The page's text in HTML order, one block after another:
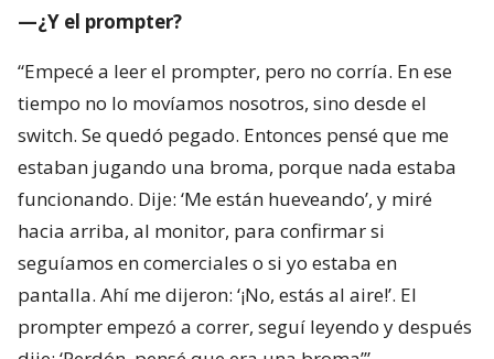
—¿Y el prompter?
“Empecé a leer el prompter, pero no corría. En ese
tiempo no lo movíamos nosotros, sino desde el
switch. Se quedó pegado. Entonces pensé que me
estaban jugando una broma, porque nada estaba
funcionando. Dije: ‘Me están hueveando’, y miré
hacia arriba, al monitor, para confirmar si
seguíamos en comerciales o si yo estaba en
pantalla. Ahí me dijeron: ‘¡No, estás al aire!’. El
prompter empezó a correr, seguí leyendo y después